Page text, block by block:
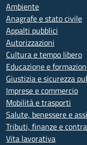
Ambiente
Anagrafe e stato civile
Appalti pubblici
Autorizzazioni
Cultura e tempo libero
Educazione e
Giustizia e sicurezza
Imprese e commercio
Mobilità e trasporti
Salute, benessere e
Tributi, finanze e
Vita lavorativa